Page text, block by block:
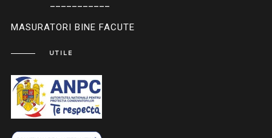
MASURATORI BINE FACUTE
UTILE